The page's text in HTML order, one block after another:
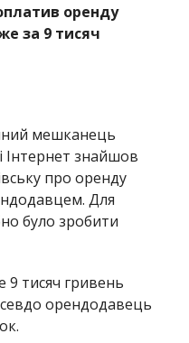
оренду
за 9 тисяч
мешканець
Інтернет знайшов
про оренду
Для
було зробити
9 тисяч гривень
орендодавець